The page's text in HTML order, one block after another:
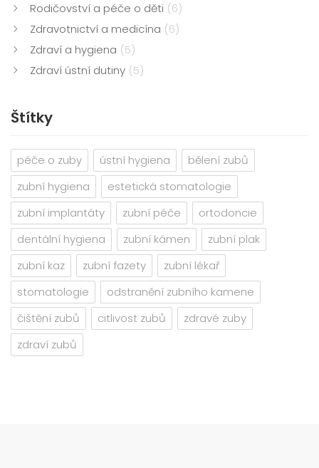
Rodičovství a péče o děti (6)
Zdravotnictví a medicína (6)
Zdraví a hygiena (5)
Zdraví ústní dutiny (5)
Štítky
péče o zuby ústní hygiena
bělení zubů
zubní hygiena
estetická stomatologie
zubní implantáty
zubní péče
ortodoncie
dentální hygiena
zubní kámen
zubní plak
zubní kaz
zubní fazety
zubní lékař
stomatologie
odstranění zubního kamene
čištění zubů
citlivost zubů
zdravé zuby
zdraví zubů